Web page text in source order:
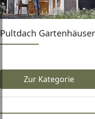
Pultdach Gartenhäuser
Zur Kategorie